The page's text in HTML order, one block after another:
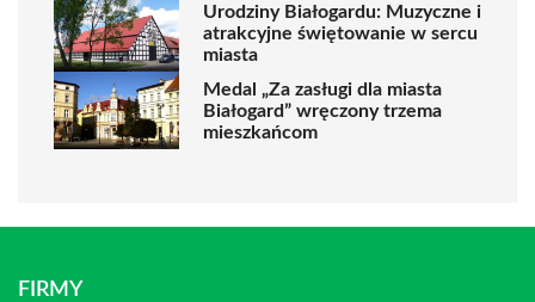
Urodziny Białogardu: Muzyczne i
atrakcyjne świętowanie w sercu
miasta
Medal „Za zasługi dla miasta
Białogard” wręczony trzema
mieszkańcom
FIRMY